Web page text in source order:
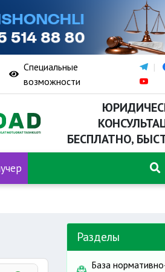
Специальные
возможности
БЕСПЛАТНО,
Разделы
База